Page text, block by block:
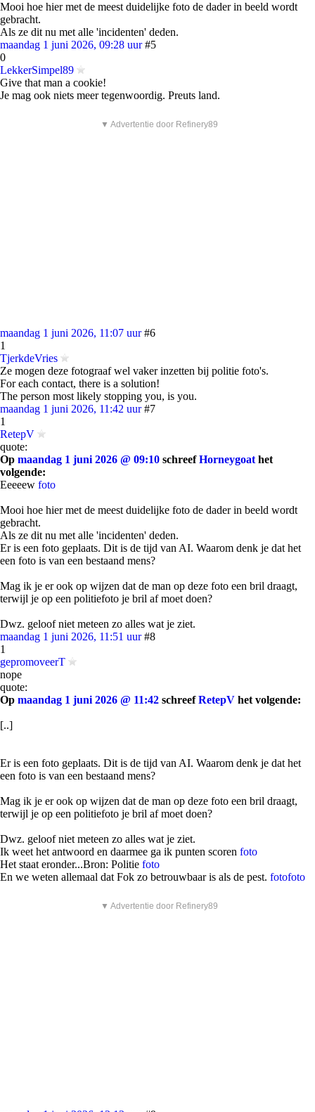
Mooi hoe hier met de meest duidelijke foto de dader in beeld wordt
gebracht.
Als ze dit nu met alle 'incidenten' deden.
maandag 1 juni 2026, 09:28 uur #5
0
LekkerSimpel89
Give that man a cookie!
Je mag ook niets meer tegenwoordig. Preuts land.
▼ Advertentie door Refinery89
maandag 1 juni 2026, 11:07 uur #6
1
TjerkdeVries
Ze mogen deze fotograaf wel vaker inzetten bij politie foto's.
For each contact, there is a solution!
The person most likely stopping you, is you.
maandag 1 juni 2026, 11:42 uur #7
1
RetepV
quote:
Op maandag 1 juni 2026 @ 09:10 schreefHorneygoat het
volgende:
Eeeeew foto
Mooi hoe hier met de meest duidelijke foto de dader in beeld wordt
gebracht.
Als ze dit nu met alle 'incidenten' deden.
Er is een foto geplaats. Dit is de tijd van AI. Waarom denk je dat het
een foto is van een bestaand mens?
Mag ik je er ook op wijzen dat de man op deze foto een bril draagt,
terwijl je op een politiefoto je bril af moet doen?
Dwz. geloof niet meteen zo alles wat je ziet.
maandag 1 juni 2026, 11:51 uur #8
1
gepromoveerT
nope
quote:
Op maandag 1 juni 2026 @ 11:42 schreefRetepV het volgende:
[..]
Er is een foto geplaats. Dit is de tijd van AI. Waarom denk je dat het
een foto is van een bestaand mens?
Mag ik je er ook op wijzen dat de man op deze foto een bril draagt,
terwijl je op een politiefoto je bril af moet doen?
Dwz. geloof niet meteen zo alles wat je ziet.
Ik weet het antwoord en daarmee ga ik punten scoren foto
Het staat eronder...Bron: Politie foto
En we weten allemaal dat Fok zo betrouwbaar is als de pest. fotofoto
▼ Advertentie door Refinery89